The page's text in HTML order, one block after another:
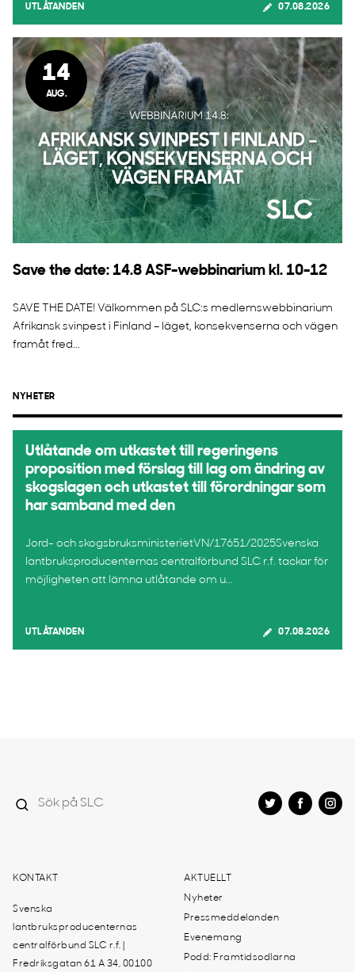
UTLÅTANDEN 07.08.2026
14
AUG.
Save the date: 14.8 ASF-webbinarium kl. 10-12
SAVE THE DATE! Välkommen på SLC:s medlemswebbinarium
Afrikansk svinpest i Finland – läget, konsekvenserna och vägen
framåt fred...
NYHETER
Utlåtande om utkastet till regeringens
proposition med förslag till lag om ändring av
skogslagen och utkastet till förordningar som
har samband med den
Jord- och skogsbruksministerietVN/17651/2025Svenska
lantbruksproducenternas centralförbund SLC r.f. tackar för
möjligheten att lämna utlåtande om u...
UTLÅTANDEN 07.08.2026
KONTAKT
Svenska
lantbruksproducenternas
centralförbund SLC r.f. |
Fredriksgatan 61 A 34, 00100
AKTUELLT
Nyheter
Pressmeddelanden
Evenemang
Podd: Framtidsodlarna